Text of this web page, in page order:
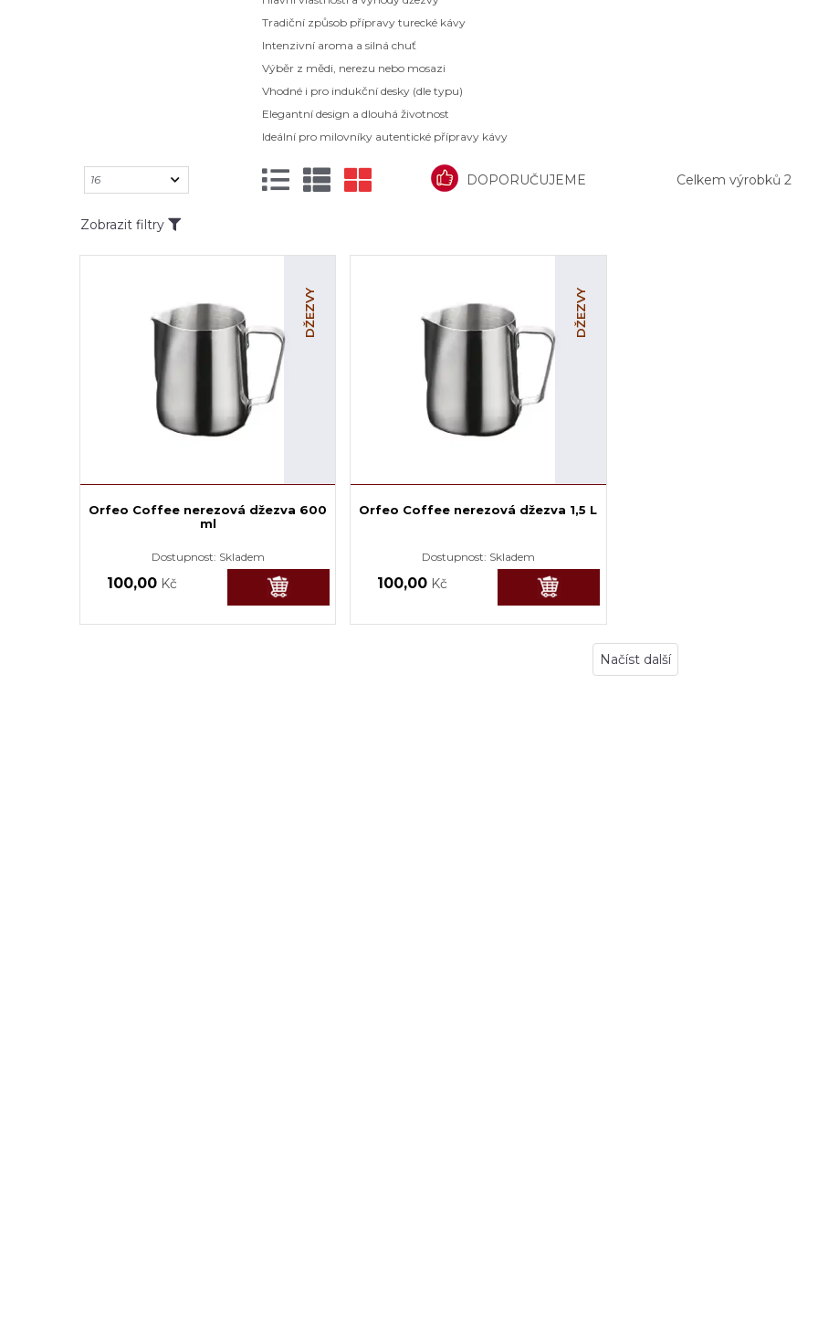
Tradiční způsob přípravy turecké kávy
Intenzivní aroma a silná chuť
Výběr z mědi, nerezu nebo mosazi
Vhodné i pro indukční desky (dle typu)
Elegantní design a dlouhá životnost
Ideální pro milovníky autentické přípravy kávy
DOPORUČUJEME Celkem výrobků 2
Zobrazit filtry
DŽEZVY
Orfeo Coffee nerezová džezva 600
ml
Dostupnost: Skladem
100,00 Kč
DŽEZVY
Orfeo Coffee nerezová džezva 1,5 L
Dostupnost: Skladem
100,00 Kč
Načíst další